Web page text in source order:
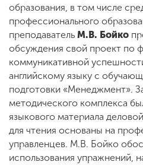
образования, в том числе
профессионального
преподаватель М.В. Бойко
обсуждения свой проект по
коммуникативной
английскому языку с
подготовки «Менеджмент».
методического комплекса
языкового материала
для чтения основаны на
управленцев. М.В. Бойко
использования упражнений,